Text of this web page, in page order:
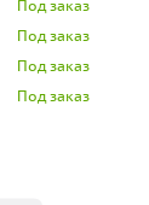
Под заказ
Под заказ
Под заказ
Под заказ